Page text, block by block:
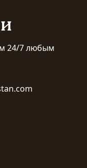
24/7 любым